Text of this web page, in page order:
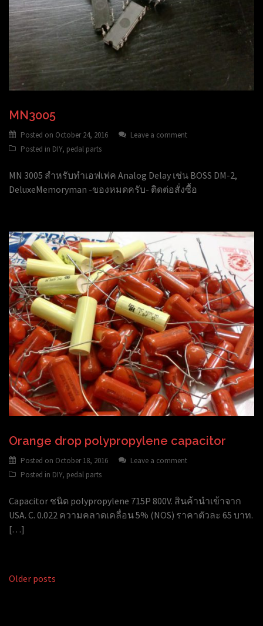
MN3005
Posted on October 24, 2016
Leave a comment
Posted in DIY, pedal parts
MN 3005 สำหรับทำเอฟเฟค Analog Delay เช่น BOSS DM-2,
DeluxeMemoryman -ของหมดครับ- ติดต่อสั่งซื้อ
Orange drop polypropylene capacitor
Posted on October 18, 2016
Leave a comment
Posted in DIY, pedal parts
Capacitor ชนิด polypropylene 715P 800V. สินค้านำเข้าจาก
USA. C. 0.022 ความคลาดเคลื่อน 5% (NOS) ราคาตัวละ 65 บาท.
[…]
Posts
Older posts